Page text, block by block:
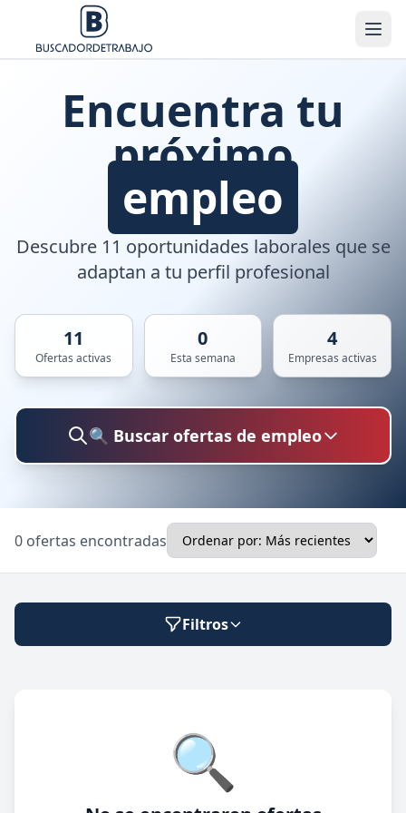
Encuentra tu
próximo
empleo
Descubre 11 oportunidades laborales que se
adaptan a tu perfil profesional
11
Ofertas activas
0
Esta semana
4
Empresas activas
🔍 Buscar ofertas de empleo
Ubicación
🔍 Buscar
0 ofertas encontradas
Filtros
Modalidad de trabajo🔍